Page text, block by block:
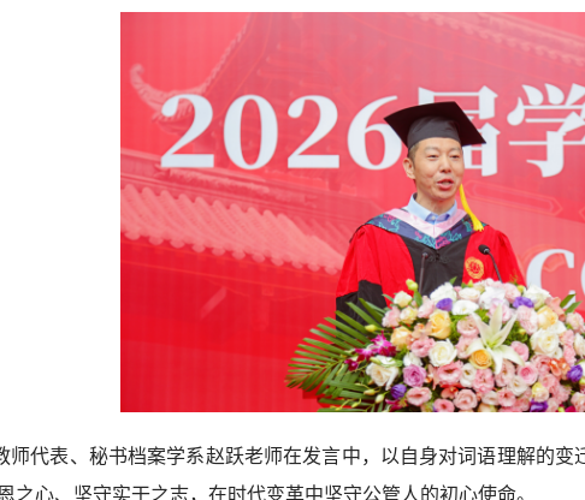
师代表、秘书档案学系赵跃老师在发言中，以自身对词语理解的变
之心、坚守实干之志，在时代变革中坚守公管人的初心使命。